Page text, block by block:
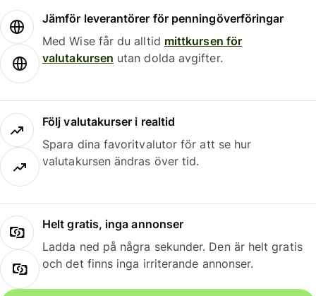
Jämför leverantörer för penningöverföringar
Med Wise får du alltid mittkursen för
valutakursen utan dolda avgifter.
Följ valutakurser i realtid
Spara dina favoritvalutor för att se hur
valutakursen ändras över tid.
Helt gratis, inga annonser
Ladda ned på några sekunder. Den är helt gratis
och det finns inga irriterande annonser.